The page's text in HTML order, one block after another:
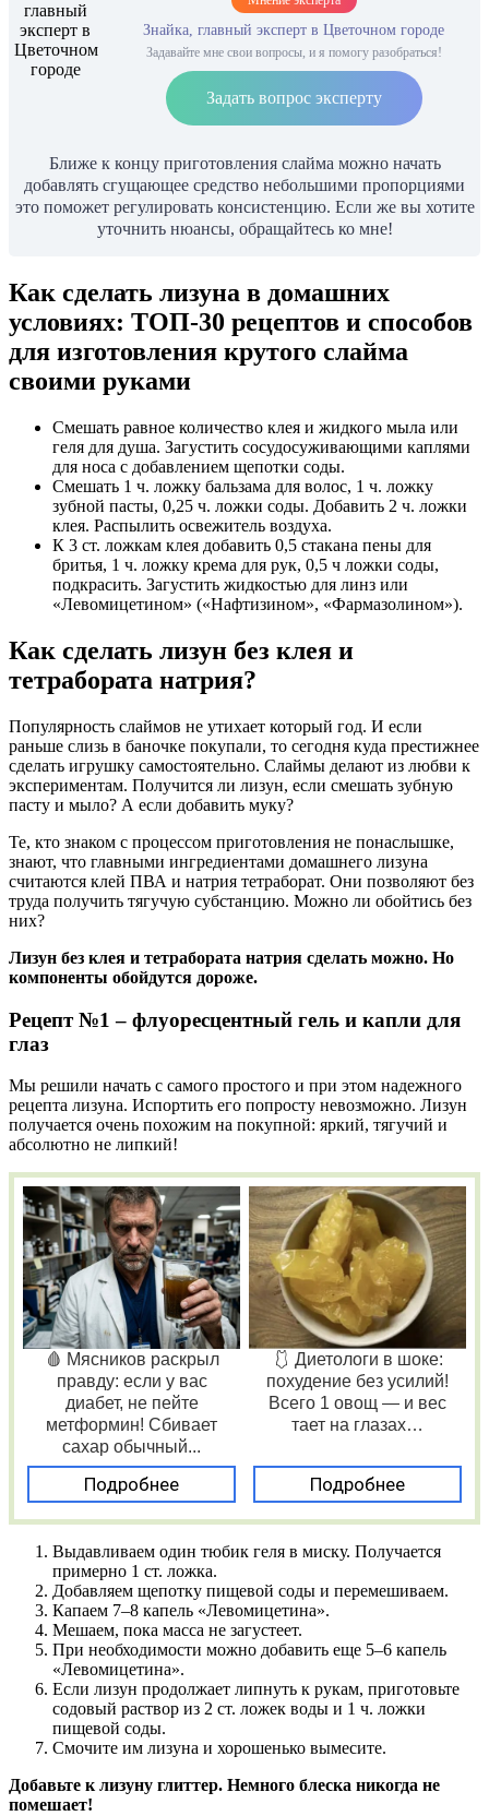
Знайка, главный эксперт в Цветочном городе
Задавайте мне свои вопросы, и я помогу разобраться!
Задать вопрос эксперту
Ближе к концу приготовления слайма можно начать
добавлять сгущающее средство небольшими пропорциями
это поможет регулировать консистенцию. Если же вы хотите
уточнить нюансы, обращайтесь ко мне!
Как сделать лизуна в домашних
условиях: ТОП-30 рецептов и способов
для изготовления крутого слайма
своими руками
Смешать равное количество клея и жидкого мыла или
геля для душа. Загустить сосудосуживающими каплями
для носа с добавлением щепотки соды.
Смешать 1 ч. ложку бальзама для волос, 1 ч. ложку
зубной пасты, 0,25 ч. ложки соды. Добавить 2 ч. ложки
клея. Распылить освежитель воздуха.
К 3 ст. ложкам клея добавить 0,5 стакана пены для
бритья, 1 ч. ложку крема для рук, 0,5 ч ложки соды,
подкрасить. Загустить жидкостью для линз или
«Левомицетином» («Нафтизином», «Фармазолином»).
Как сделать лизун без клея и
тетрабората натрия?
Популярность слаймов не утихает который год. И если
раньше слизь в баночке покупали, то сегодня куда престижнее
сделать игрушку самостоятельно. Слаймы делают из любви к
экспериментам. Получится ли лизун, если смешать зубную
пасту и мыло? А если добавить муку?
Те, кто знаком с процессом приготовления не понаслышке,
знают, что главными ингредиентами домашнего лизуна
считаются клей ПВА и натрия тетраборат. Они позволяют без
труда получить тягучую субстанцию. Можно ли обойтись без
них?
Лизун без клея и тетрабората натрия сделать можно. Но
компоненты обойдутся дороже.
Рецепт №1 – флуоресцентный гель и капли для
глаз
Мы решили начать с самого простого и при этом надежного
рецепта лизуна. Испортить его попросту невозможно. Лизун
получается очень похожим на покупной: яркий, тягучий и
абсолютно не липкий!
🩸 Мясников раскрыл
правду: если у вас
диабет, не пейте
метформин! Сбивает
сахар обычный...
Подробнее
🩱 Диетологи в шоке:
похудение без усилий!
Всего 1 овощ — и вес
тает на глазах…
Подробнее
Выдавливаем один тюбик геля в миску. Получается
примерно 1 ст. ложка.
Добавляем щепотку пищевой соды и перемешиваем.
Капаем 7–8 капель «Левомицетина».
Мешаем, пока масса не загустеет.
При необходимости можно добавить еще 5–6 капель
«Левомицетина».
Если лизун продолжает липнуть к рукам, приготовьте
содовый раствор из 2 ст. ложек воды и 1 ч. ложки
пищевой соды.
Смочите им лизуна и хорошенько вымесите.
Добавьте к лизуну глиттер. Немного блеска никогда не
помешает!